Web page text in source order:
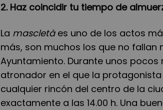
2. Haz coincidir tu tiempo de
La mascletàes uno de los actos
más, son muchos los que no fallan
Ayuntamiento. Durante unos
atronador en el que la
cualquier rincón del centro de la
exactamente a las 14.00 h. Una